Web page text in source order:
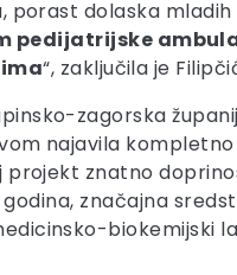
porast dolaska mladih
pedijatrijske
“, zaključila je
zagorska
najavila
znatno
značajna
biokemijski